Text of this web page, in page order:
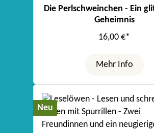
Die Perlschweinchen - Ein
Geheimnis
16,00 €*
Mehr Info
Neu